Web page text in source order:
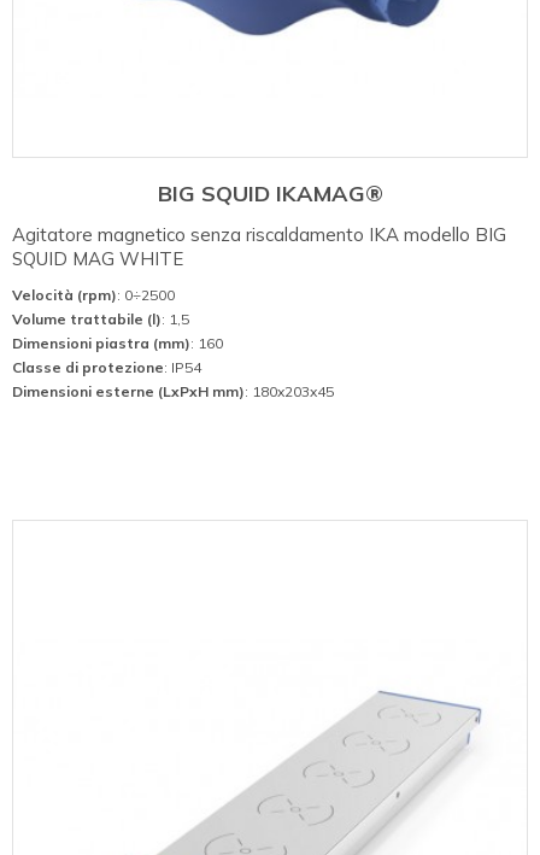
BIG SQUID IKAMAG®
Agitatore magnetico senza riscaldamento IKA modello BIG
SQUID MAG WHITE
Velocità (rpm): 0÷2500
Volume trattabile (l): 1,5
Dimensioni piastra (mm): 160
Classe di protezione: IP54
Dimensioni esterne (LxPxH mm): 180x203x45